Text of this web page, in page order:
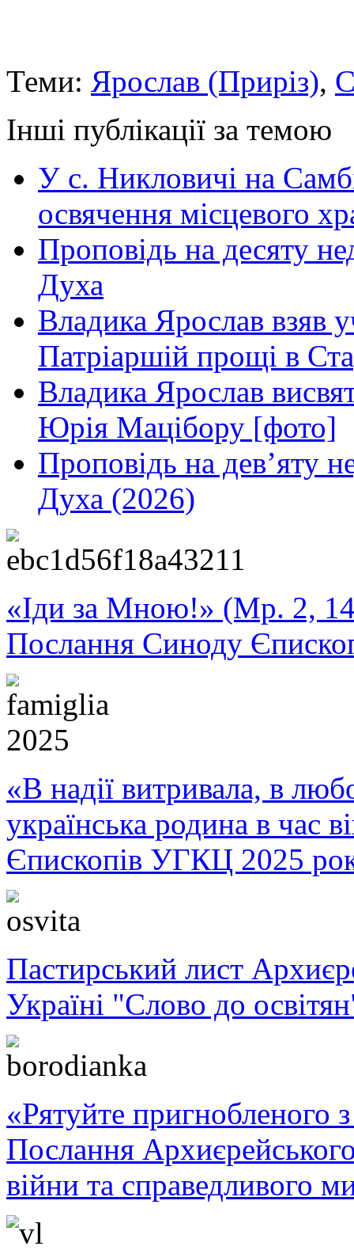
Теми: Ярослав (Приріз),
Інші публікації за темою
У с. Никловичі на
освячення місцевого
Проповідь на десяту
Духа
Владика Ярослав взяв
Патріаршій прощі в
Владика Ярослав
Юрія Мацібору [фото]
Проповідь на дев’яту
Духа (2026)
«Іди за Мною!» (Мр. 2,
Послання Синоду
«В надії витривала, в
українська родина в час
Єпископів УГКЦ 2025
Пастирський лист
Україні "Слово до
«Рятуйте пригнобленого
Послання
війни та справедливого